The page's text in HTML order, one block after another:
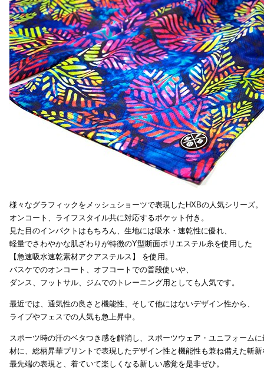
様々なグラフィックをメッシュショーツで表現したHXBの人気シリーズ。
オンコート、ライフスタイル共に対応するポケット付き。
見た目のインパクトはもちろん、生地には吸水・速乾性に優れ、
軽量でさわやかな肌ざわりが特徴のY型断面ポリエステル糸を使用した
【急速吸水速乾素材アクアステルス】 を使用。
バスケでのオンコート、オフコートでの普段使いや、
ダンス、フットサル、ジムでのトレーニング用としても人気です。
最近では、通気性の良さと機能性、そして他にはないデザイン性から、
ライブやフェスでの人気も急上昇中。
スポーツ時の汗のベタつき感を解消し、スポーツウェア・ユニフォーム
材に、総柄昇華プリントで表現したデザイン性と機能性も兼ね備えた斬
最先端の表現と、着ていて楽しくなる新しい感覚を是非ぜひ。